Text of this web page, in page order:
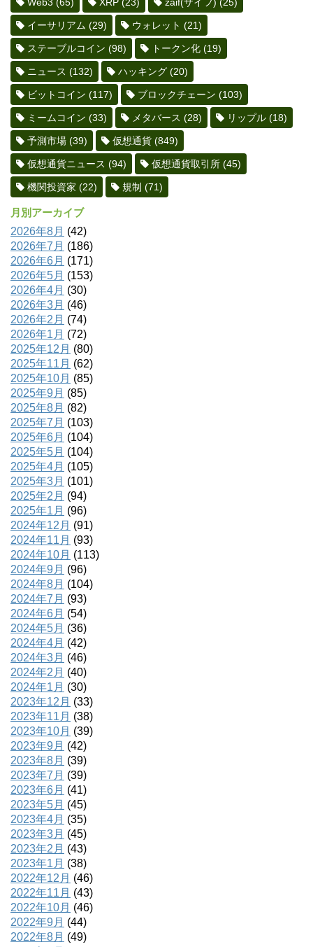
Web3 (65) XRP (23) zaif(ザイフ) (25)
イーサリアム (29) ウォレット (21)
ステーブルコイン (98) トークン化 (19)
ニュース (132) ハッキング (20)
ビットコイン (117) ブロックチェーン (103)
ミームコイン (33) メタバース (28) リップル (18)
予測市場 (39) 仮想通貨 (849)
仮想通貨ニュース (94) 仮想通貨取引所 (45)
機関投資家 (22) 規制 (71)
月別アーカイブ
2026年8月 (42)
2026年7月 (186)
2026年6月 (171)
2026年5月 (153)
2026年4月 (30)
2026年3月 (46)
2026年2月 (74)
2026年1月 (72)
2025年12月 (80)
2025年11月 (62)
2025年10月 (85)
2025年9月 (85)
2025年8月 (82)
2025年7月 (103)
2025年6月 (104)
2025年5月 (104)
2025年4月 (105)
2025年3月 (101)
2025年2月 (94)
2025年1月 (96)
2024年12月 (91)
2024年11月 (93)
2024年10月 (113)
2024年9月 (96)
2024年8月 (104)
2024年7月 (93)
2024年6月 (54)
2024年5月 (36)
2024年4月 (42)
2024年3月 (46)
2024年2月 (40)
2024年1月 (30)
2023年12月 (33)
2023年11月 (38)
2023年10月 (39)
2023年9月 (42)
2023年8月 (39)
2023年7月 (39)
2023年6月 (41)
2023年5月 (45)
2023年4月 (35)
2023年3月 (45)
2023年2月 (43)
2023年1月 (38)
2022年12月 (46)
2022年11月 (43)
2022年10月 (46)
2022年9月 (44)
2022年8月 (49)